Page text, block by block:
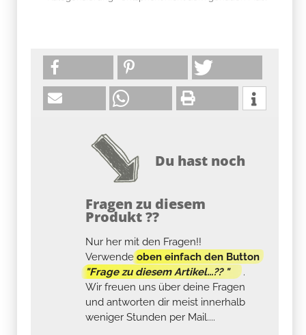
Du hast noch
Fragen zu diesem
Produkt ??
Nur her mit den Fragen!!
Verwendeoben einfach den Button
"Frage zu diesem Artikel...?? "
.
Wir freuen uns über deine Fragen
und antworten dir meist innerhalb
weniger Stunden per Mail....